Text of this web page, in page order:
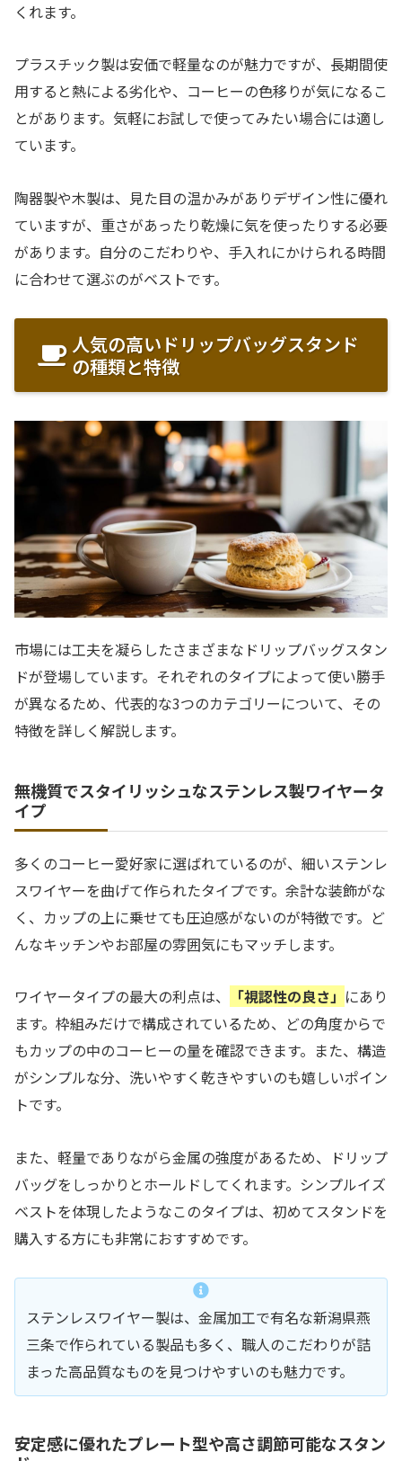
くれます。
プラスチック製は安価で軽量なのが魅力ですが、長期間使
用すると熱による劣化や、コーヒーの色移りが気になるこ
とがあります。気軽にお試しで使ってみたい場合には適し
ています。
陶器製や木製は、見た目の温かみがありデザイン性に優れ
ていますが、重さがあったり乾燥に気を使ったりする必要
があります。自分のこだわりや、手入れにかけられる時間
に合わせて選ぶのがベストです。
人気の高いドリップバッグスタンド
の種類と特徴
市場には工夫を凝らしたさまざまなドリップバッグスタン
ドが登場しています。それぞれのタイプによって使い勝手
が異なるため、代表的な3つのカテゴリーについて、その
特徴を詳しく解説します。
無機質でスタイリッシュなステンレス製ワイヤータ
イプ
多くのコーヒー愛好家に選ばれているのが、細いステンレ
スワイヤーを曲げて作られたタイプです。余計な装飾がな
く、カップの上に乗せても圧迫感がないのが特徴です。ど
んなキッチンやお部屋の雰囲気にもマッチします。
ワイヤータイプの最大の利点は、 「視認性の良さ」 にあり
ます。枠組みだけで構成されているため、どの角度からで
もカップの中のコーヒーの量を確認できます。また、構造
がシンプルな分、洗いやすく乾きやすいのも嬉しいポイン
トです。
また、軽量でありながら金属の強度があるため、ドリップ
バッグをしっかりとホールドしてくれます。シンプルイズ
ベストを体現したようなこのタイプは、初めてスタンドを
購入する方にも非常におすすめです。
ステンレスワイヤー製は、金属加工で有名な新潟県燕
三条で作られている製品も多く、職人のこだわりが詰
まった高品質なものを見つけやすいのも魅力です。
安定感に優れたプレート型や高さ調節可能なスタン